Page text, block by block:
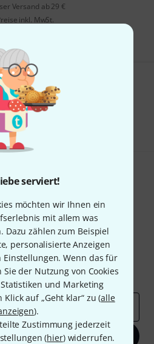
serviert!
möchten wir Ihnen ein
mit allem was
Dazu zählen zum Beispiel
personalisierte Anzeigen
Einstellungen. Wenn das für
der Nutzung von Cookies
und Marketing
auf „Geht klar“ zu (alle
).
Zustimmung jederzeit
(hier) widerrufen.
Versand ab 29 €
inkl. MwSt.
was Sie sehen?
Hilfe & Feedback
Newsletter
und gewinne mit
Gutscheinenüber jeweils50€
Deals Thomann Insights
anmelden